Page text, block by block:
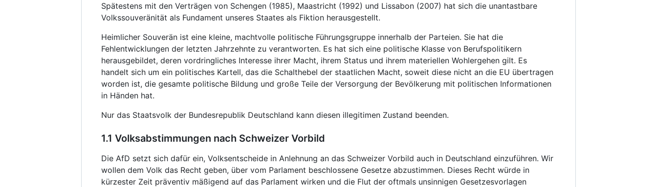
Spätestens mit den Verträgen von Schengen (1985), Maastricht (1992) und Lissabon (2007) hat sich die unantastbare
Volkssouveränität als Fundament unseres Staates als Fiktion herausgestellt.
Heimlicher Souverän ist eine kleine, machtvolle politische Führungsgruppe innerhalb der Parteien. Sie hat die
Fehlentwicklungen der letzten Jahrzehnte zu verantworten. Es hat sich eine politische Klasse von Berufspolitikern
herausgebildet, deren vordringliches Interesse ihrer Macht, ihrem Status und ihrem materiellen Wohlergehen gilt. Es
handelt sich um ein politisches Kartell, das die Schalthebel der staatlichen Macht, soweit diese nicht an die EU übertragen
worden ist, die gesamte politische Bildung und große Teile der Versorgung der Bevölkerung mit politischen Informationen
in Händen hat.
Nur das Staatsvolk der Bundesrepublik Deutschland kann diesen illegitimen Zustand beenden.
1.1 Volksabstimmungen nach Schweizer Vorbild
Die AfD setzt sich dafür ein, Volksentscheide in Anlehnung an das Schweizer Vorbild auch in Deutschland einzuführen. Wir
wollen dem Volk das Recht geben, über vom Parlament beschlossene Gesetze abzustimmen. Dieses Recht würde in
kürzester Zeit präventiv mäßigend auf das Parlament wirken und die Flut der oftmals unsinnigen Gesetzesvorlagen